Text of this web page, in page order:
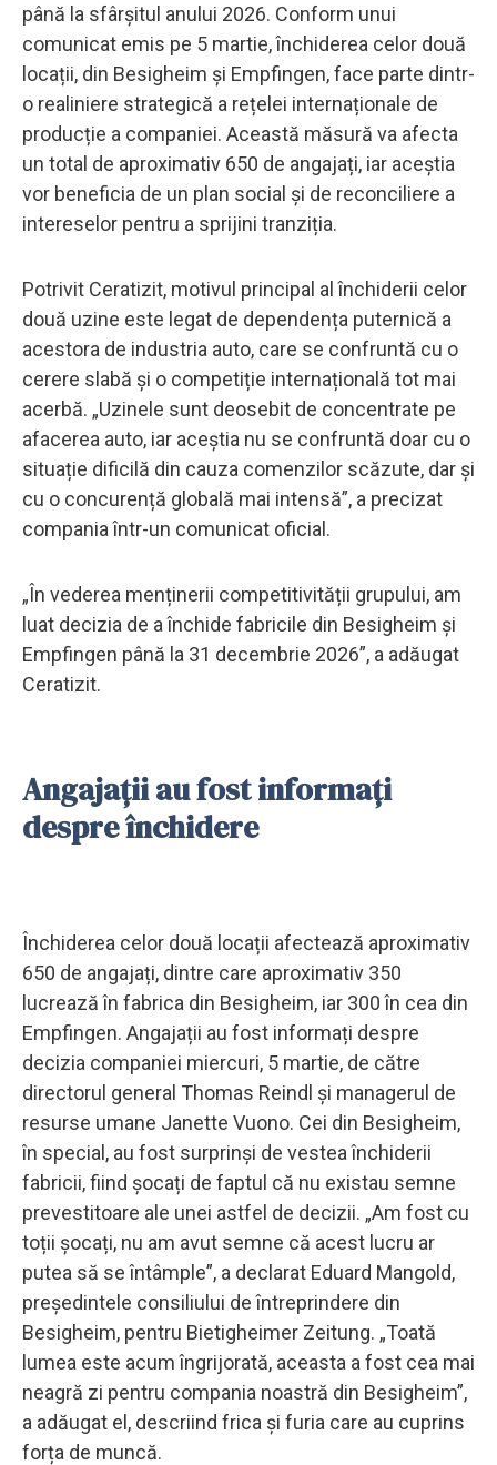
până la sfârșitul anului 2026. Conform unui
comunicat emis pe 5 martie, închiderea celor două
locații, din Besigheim și Empfingen, face parte dintr-
o realiniere strategică a rețelei internaționale de
producție a companiei. Această măsură va afecta
un total de aproximativ 650 de angajați, iar aceștia
vor beneficia de un plan social și de reconciliere a
intereselor pentru a sprijini tranziția.
Potrivit Ceratizit, motivul principal al închiderii celor
două uzine este legat de dependența puternică a
acestora de industria auto, care se confruntă cu o
cerere slabă și o competiție internațională tot mai
acerbă. „Uzinele sunt deosebit de concentrate pe
afacerea auto, iar aceștia nu se confruntă doar cu o
situație dificilă din cauza comenzilor scăzute, dar și
cu o concurență globală mai intensă”, a precizat
compania într-un comunicat oficial.
„În vederea menținerii competitivității grupului, am
luat decizia de a închide fabricile din Besigheim și
Empfingen până la 31 decembrie 2026”, a adăugat
Ceratizit.
Angajații au fost informați
despre închidere
Închiderea celor două locații afectează aproximativ
650 de angajați, dintre care aproximativ 350
lucrează în fabrica din Besigheim, iar 300 în cea din
Empfingen. Angajații au fost informați despre
decizia companiei miercuri, 5 martie, de către
directorul general Thomas Reindl și managerul de
resurse umane Janette Vuono. Cei din Besigheim,
în special, au fost surprinși de vestea închiderii
fabricii, fiind șocați de faptul că nu existau semne
prevestitoare ale unei astfel de decizii. „Am fost cu
toții șocați, nu am avut semne că acest lucru ar
putea să se întâmple”, a declarat Eduard Mangold,
președintele consiliului de întreprindere din
Besigheim, pentru Bietigheimer Zeitung. „Toată
lumea este acum îngrijorată, aceasta a fost cea mai
neagră zi pentru compania noastră din Besigheim”,
a adăugat el, descriind frica și furia care au cuprins
forța de muncă.